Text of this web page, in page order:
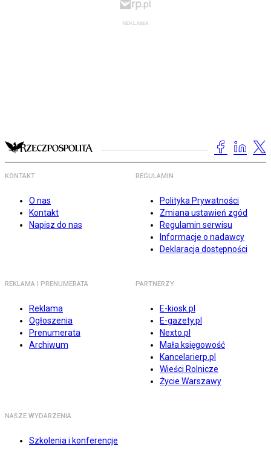
KONTAKT
O nas
Kontakt
Napisz do nas
REGULAMIN
Polityka Prywatności
Zmiana ustawień zgód
Regulamin serwisu
Informacje o nadawcy
Deklaracja dostępności
REKLAMA I PRENUMERATA
Reklama
Ogłoszenia
Prenumerata
Archiwum
PARTNERZY
E-kiosk.pl
E-gazety.pl
Nexto.pl
Mała księgowość
Kancelarierp.pl
Wieści Rolnicze
Życie Warszawy
NASZE WYDARZENIA
Szkolenia i konferencje